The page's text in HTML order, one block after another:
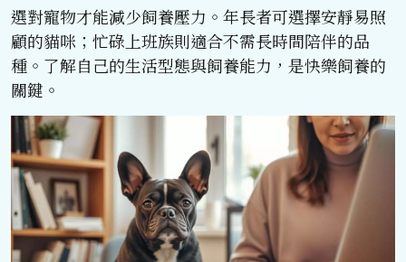
選對寵物才能減少飼養壓力。年長者可選擇安靜易照
顧的貓咪；忙碌上班族則適合不需長時間陪伴的品
種。了解自己的生活型態與飼養能力，是快樂飼養的
關鍵。